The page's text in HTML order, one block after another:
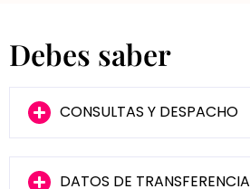
Debes saber
CONSULTAS Y DESPACHO
DATOS DE TRANSFERENCIA